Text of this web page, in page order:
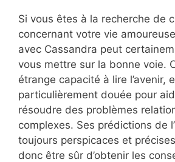
Si vous êtes à la recherche de
concernant votre vie
avec Cassandra peut
vous mettre sur la bonne voie.
étrange capacité à lire l’avenir,
particulièrement douée pour
résoudre des problèmes
complexes. Ses prédictions de
toujours perspicaces et
donc être sûr d’obtenir les